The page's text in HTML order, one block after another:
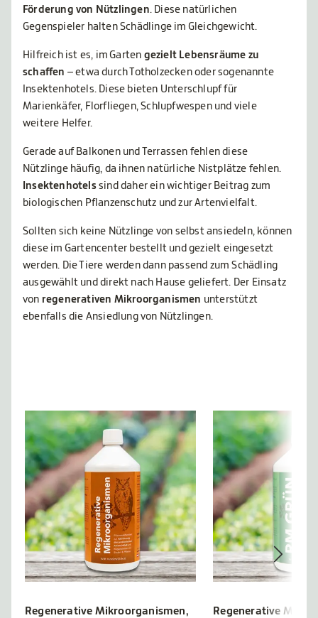
Förderung von Nützlingen. Diese natürlichen
Gegenspieler halten Schädlinge im Gleichgewicht.
Hilfreich ist es, im Garten gezielt Lebensräume zu
schaffen – etwa durch Totholzecken oder sogenannte
Insektenhotels. Diese bieten Unterschlupf für
Marienkäfer, Florfliegen, Schlupfwespen und viele
weitere Helfer.
Gerade auf Balkonen und Terrassen fehlen diese
Nützlinge häufig, da ihnen natürliche Nistplätze fehlen.
Insektenhotelssind daher ein wichtiger Beitrag zum
biologischen Pflanzenschutz und zur Artenvielfalt.
Sollten sich keine Nützlinge von selbst ansiedeln, können
diese im Gartencenter bestellt und gezielt eingesetzt
werden. Die Tiere werden dann passend zum Schädling
ausgewählt und direkt nach Hause geliefert. Der Einsatz
von regenerativen Mikroorganismen unterstützt
ebenfalls die Ansiedlung von Nützlingen.
Regenerative Mikroorganismen, Regenerative